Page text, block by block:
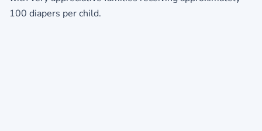
100 diapers per child.